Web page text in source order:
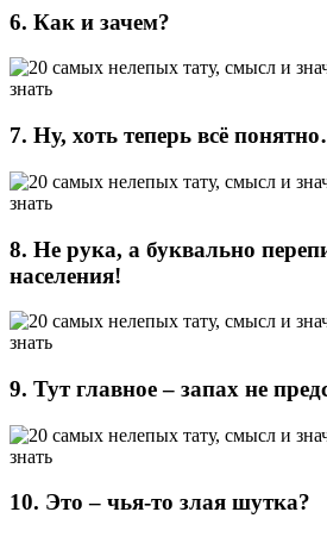
6. Как и зачем?
7. Ну, хоть теперь всё
8. Не рука, а буквально
населения!
9. Тут главное – запах не
10. Это – чья-то злая шутка?